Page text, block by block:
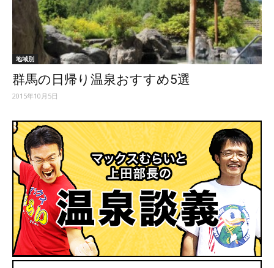
地域別
群馬の日帰り温泉おすすめ5選
2015年10月5日